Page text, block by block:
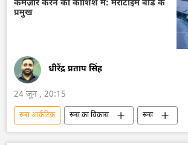
डेटा विज्ञान
कमज़ोर करने की कोशिश में: मैरीटाइम बोर्ड के
प्रमुख
धीरेंद्र प्रताप सिंह
24 जून , 20:15
रूस आर्कटिक रूस का विकास
रूस
मास्को
आर्कटिक
यूरोप